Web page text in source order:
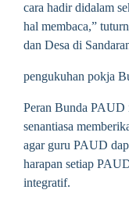
cara hadir didalam
hal membaca,”
dan Desa di
pengukuhan pokja
Peran Bunda PAUD
senantiasa
agar guru PAUD
harapan setiap
integratif.